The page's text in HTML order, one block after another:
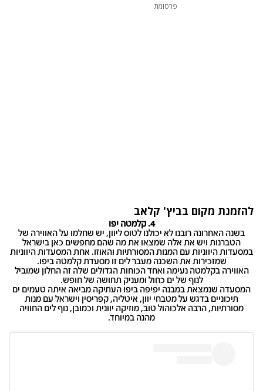
פרסומת
להזמנת מקום בביץ' קלאב
4. קלמטה יפו
בשנה האחרונה רובנו לא יכולנו לטוס ליוון, יש שחלמו על האווירה של
הטברנות ויש את אלה שמצאו את מה שהם מחפשים כאן בישראל
במסעדות היווניות עם המנות המסורתיות והאוזו. אחת המסעדות היווניות
שמזכירות את השכנה מעבר לים זו מסעדת קלמטה ביפו.
האווירה בקלמטה נעימה ואחד הכוחות הגדולים שלה זה החלון שמוביל
לנוף של ים כחול ומעניק תחושה של חופש.
המסעדה שנמצאת במבנה יפיפה ביפו העתיקה מביאה איתה טעמים ים
תיכוניים בדגש על מטבחי יוון, איטליה, קפריסין וישראל עם מנות
מסורתיות, הרבה אלכוהול טוב, מוזיקה יוונית וכמובן, נוף לים החוויה
מהנה במיוחד.